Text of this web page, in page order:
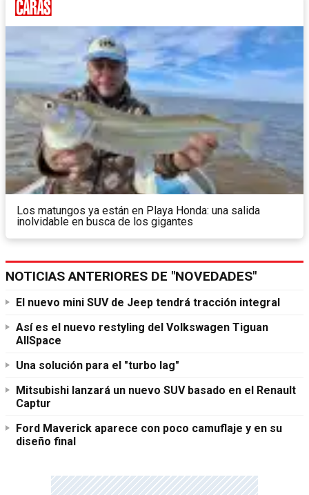
Los matungos ya están en Playa Honda: una salida
inolvidable en busca de los gigantes
NOTICIAS ANTERIORES DE "NOVEDADES"
El nuevo mini SUV de Jeep tendrá tracción integral
Así es el nuevo restyling del Volkswagen Tiguan
AllSpace
Una solución para el "turbo lag"
Mitsubishi lanzará un nuevo SUV basado en el Renault
Captur
Ford Maverick aparece con poco camuflaje y en su
diseño final